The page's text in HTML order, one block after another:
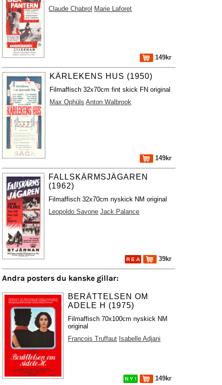
Claude Chabrol Marie Laforet
149kr
KÄRLEKENS HUS (1950)
Filmaffisch 32x70cm fint skick FN original
Max Ophüls Anton Walbrook
149kr
FALLSKÄRMSJÄGAREN
(1962)
Filmaffisch 32x70cm nyskick NM original
Leopoldo Savone Jack Palance
R E A 39kr
Andra posters du kanske gillar:
BERÄTTELSEN OM
ADELE H (1975)
Filmaffisch 70x100cm nyskick NM
original
Francois Truffaut Isabelle Adjani
N Y ! 149kr